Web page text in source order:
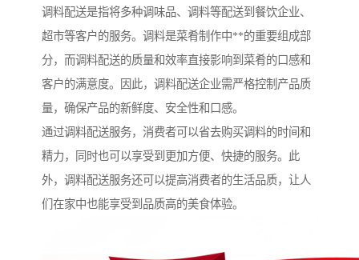
调料配送是指将多种调味品、调料等配送到餐饮企业、
超市等客户的服务。调料是菜肴制作中**的重要组成部
分，而调料配送的质量和效率直接影响到菜肴的口感和
客户的满意度。因此，调料配送企业需严格控制产品质
量，确保产品的新鲜度、安全性和口感。
通过调料配送服务，消费者可以省去购买调料的时间和
精力，同时也可以享受到更加方便、快捷的服务。此
外，调料配送服务还可以提高消费者的生活品质，让人
们在家中也能享受到品质高的美食体验。